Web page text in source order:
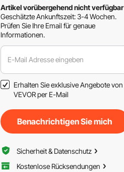
Artikel vorübergehend nicht verfügbar
Geschätzte Ankunftszeit: 3-4 Wochen.
Prüfen Sie Ihre Email für genaue
Informationen.
E-Mail Adresse eingeben
Erhalten Sie exklusive Angebote von
VEVOR per E-Mail
Benachrichtigen Sie mich
Sicherheit & Datenschutz
Kostenlose Rücksendungen